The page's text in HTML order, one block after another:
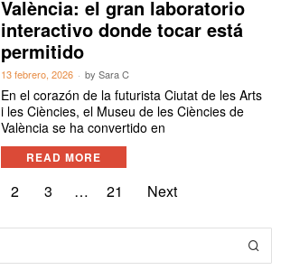
València: el gran laboratorio
interactivo donde tocar está
permitido
13 febrero, 2026 bySara C
En el corazón de la futurista Ciutat de les Arts
i les Ciències, el Museu de les Ciències de
València se ha convertido en
READ MORE
2 3 … 21 Next